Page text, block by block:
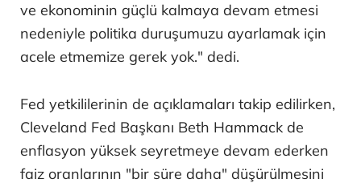
ve ekonominin güçlü kalmaya devam etmesi
nedeniyle politika duruşumuzu ayarlamak için
acele etmemize gerek yok." dedi.
Fed yetkililerinin de açıklamaları takip edilirken,
Cleveland Fed Başkanı Beth Hammack de
enflasyon yüksek seyretmeye devam ederken
faiz oranlarının "bir süre daha" düşürülmesini